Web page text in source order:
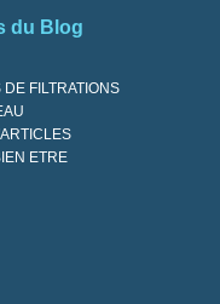
du Blog
FILTRATIONS
ETRE